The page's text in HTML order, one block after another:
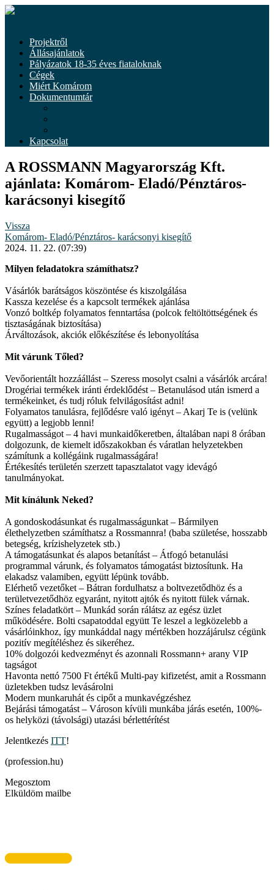
Tovább
Projektről
Állásajánlatok
Pályázatok 18-35 éves fiataloknak
Cégek
Miért Komárom
Dokumentumtár
Kapcsolat
A ROSSMANN Magyarország Kft.
ajánlata: Komárom- Eladó/Pénztáros-
karácsonyi kisegítő
Vissza
Komárom- Eladó/Pénztáros- karácsonyi kisegítő
2024. 11. 22. (07:39)
Milyen feladatokra számíthatsz?
Vásárlók barátságos köszöntése és kiszolgálása
Kassza kezelése és a kapcsolt termékek ajánlása
Vonzó boltkép folyamatos fenntartása (polcok feltöltöttségének és
tisztaságának biztosítása)
Árváltozások, akciók előkészítése és lebonyolítása
Mit várunk Tőled?
Vevőorientált hozzáállást – Szeress mosolyt csalni a vásárlók arcára!
Drogériai termékek iránti érdeklődést – Betanulásod után ismerd a
termékeinket, és tudj róluk felvilágosítást adni!
Folyamatos tanulásra, fejlődésre való igényt – Akarj Te is (velünk
együtt) a legjobb lenni!
Rugalmasságot – 4 havi munkaidőkeretben, általában napi 8 órában
dolgozunk, de kiemelt időszakokban és váratlan helyzetekben
számítunk a kollégáink rugalmasságára!
Értékesítés területén szerzett tapasztalatot vagy idevágó
tanulmányokat.
Mit kínálunk Neked?
A gondoskodásunkat és rugalmasságunkat – Bármilyen
élethelyzetben számíthatsz a Rossmannra! (baba születése, hosszabb
betegség, krízishelyzetek stb.)
A támogatásunkat és alapos betanítást – Átfogó betanulási
programmal várunk, és folyamatos támogatást biztosítunk. Ha
elakadsz valamiben, együtt lépünk tovább.
Elérhető vezetőket – Bátran fordulhatsz a boltvezetődhöz és a
területvezetődhöz egyaránt, nyitott ajtók és nyitott fülek várnak.
Színes feladatkört – Munkád során rálátsz az egész üzlet
működésére. Bolti csapatoddal együtt Te leszel a legközelebb a
vásárlóinkhoz, így munkáddal nagy mértékben hozzájárulsz cégünk
pozitív megítéléshez és sikeréhez.
10% dolgozói kedvezményt és azonnali Rossmann+ arany VIP
tagságot
Havonta nettó 7500 Ft értékű Multi-pay kifizetést, amit a Rossmann
üzletekben tudsz levásárolni
Modern munkaruhát és cipőt a munkavégzéshez
Bejárási támogatást – Városon kívüli munkába járás esetén, 100%-
os helyközi (távolsági) utazási bérlettérítést
Jelentkezés ITT!
(profession.hu)
Megosztom
Elküldöm mailbe